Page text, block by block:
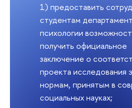
1) предоставить
студентам
психологии
получить официальное
заключение о
проекта исследования
нормам, принятым в
социальных науках;